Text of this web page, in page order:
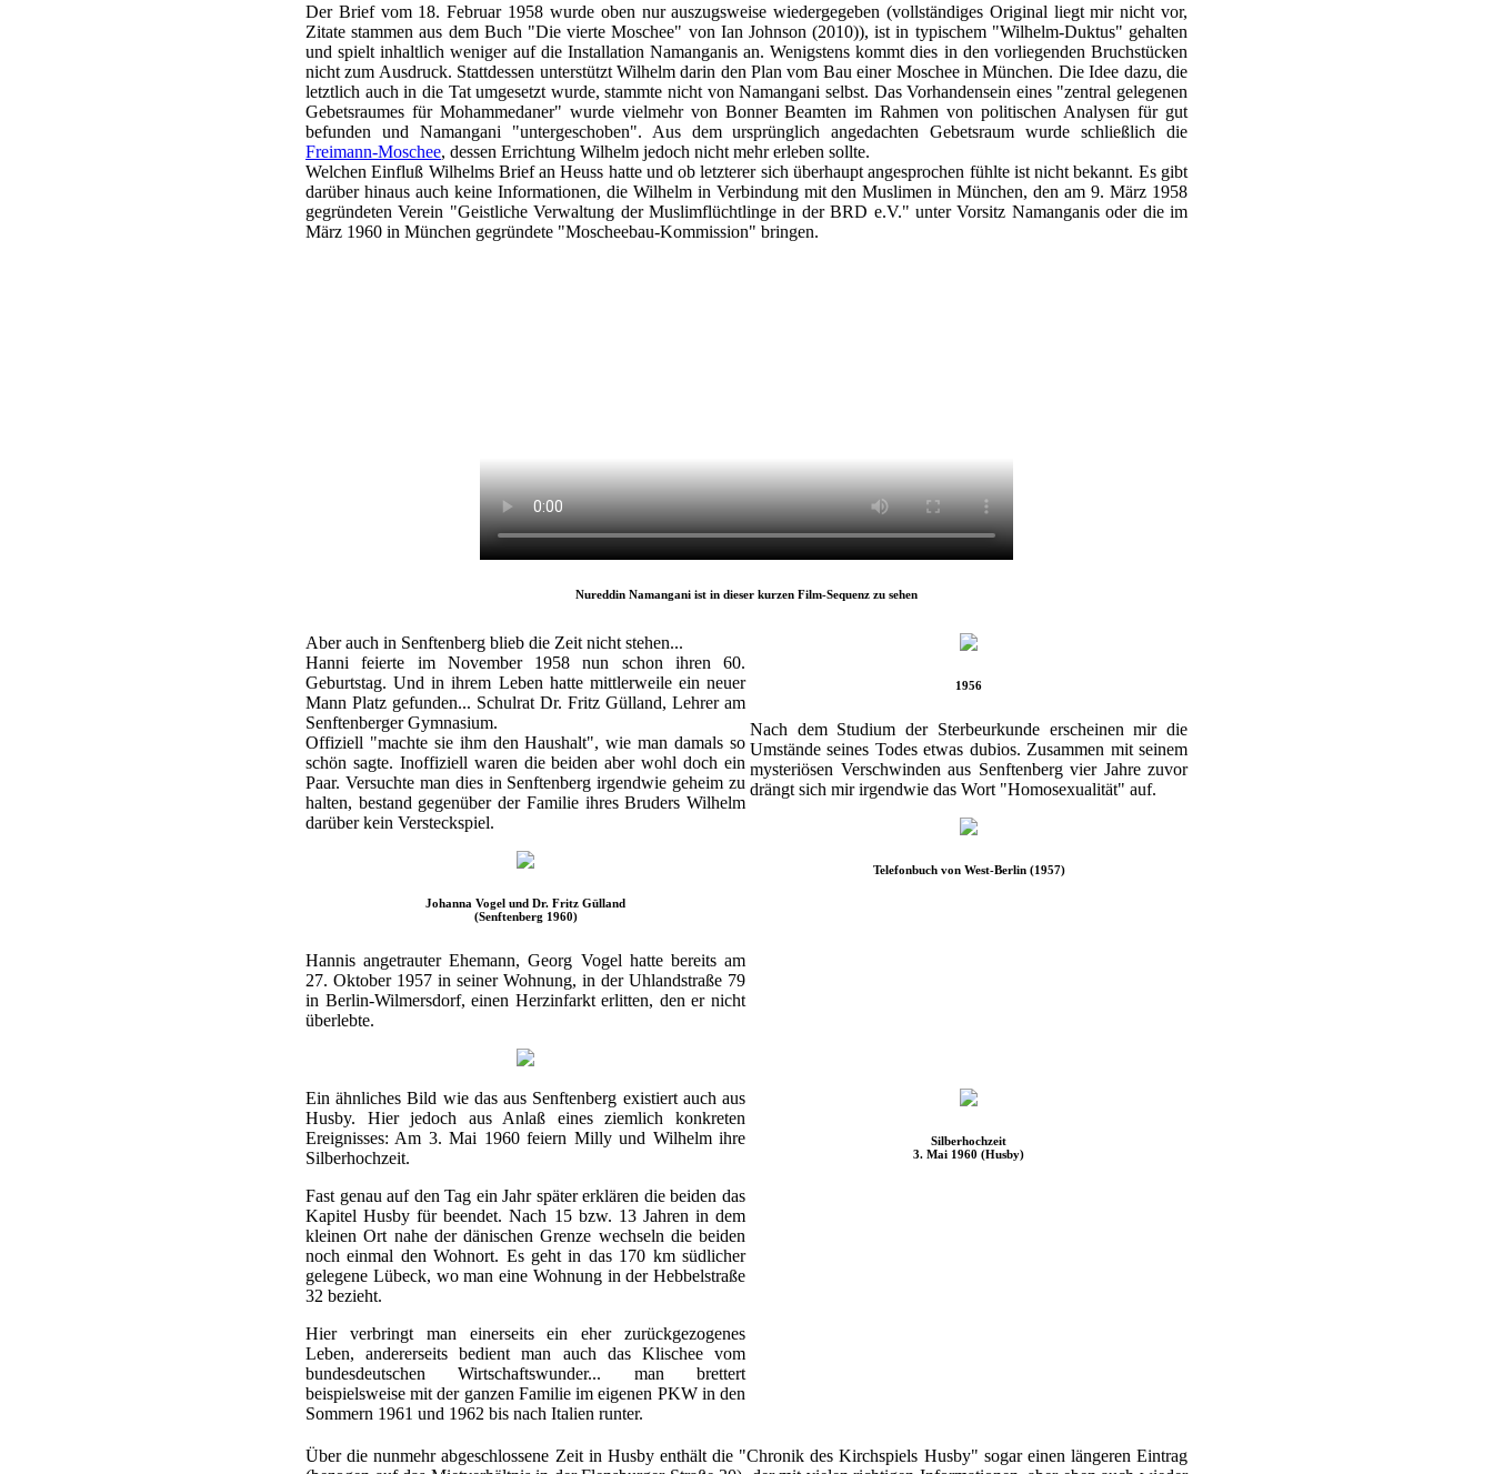
Der Brief vom 18. Februar 1958 wurde oben nur auszugsweise wiedergegeben (vollständiges Original liegt mir nicht vor,
Zitate stammen aus dem Buch "Die vierte Moschee" von Ian Johnson (2010)), ist in typischem "Wilhelm-Duktus" gehalten
und spielt inhaltlich weniger auf die Installation Namanganis an. Wenigstens kommt dies in den vorliegenden Bruchstücken
nicht zum Ausdruck. Stattdessen unterstützt Wilhelm darin den Plan vom Bau einer Moschee in München. Die Idee dazu, die
letztlich auch in die Tat umgesetzt wurde, stammte nicht von Namangani selbst. Das Vorhandensein eines "zentral gelegenen
Gebetsraumes für Mohammedaner" wurde vielmehr von Bonner Beamten im Rahmen von politischen Analysen für gut
befunden und Namangani "untergeschoben". Aus dem ursprünglich angedachten Gebetsraum wurde schließlich die
Freimann-Moschee, dessen Errichtung Wilhelm jedoch nicht mehr erleben sollte.
Welchen Einfluß Wilhelms Brief an Heuss hatte und ob letzterer sich überhaupt angesprochen fühlte ist nicht bekannt. Es gibt
darüber hinaus auch keine Informationen, die Wilhelm in Verbindung mit den Muslimen in München, den am 9. März 1958
gegründeten Verein "Geistliche Verwaltung der Muslimflüchtlinge in der BRD e.V." unter Vorsitz Namanganis oder die im
März 1960 in München gegründete "Moscheebau-Kommission" bringen.
Nureddin Namangani ist in dieser kurzen Film-Sequenz zu sehen
Aber auch in Senftenberg blieb die Zeit nicht stehen...
Hanni feierte im November 1958 nun schon ihren 60.
Geburtstag. Und in ihrem Leben hatte mittlerweile ein neuer
Mann Platz gefunden... Schulrat Dr. Fritz Gülland, Lehrer am
Senftenberger Gymnasium.
Offiziell "machte sie ihm den Haushalt", wie man damals so
schön sagte. Inoffiziell waren die beiden aber wohl doch ein
Paar. Versuchte man dies in Senftenberg irgendwie geheim zu
halten, bestand gegenüber der Familie ihres Bruders Wilhelm
darüber kein Versteckspiel.
Johanna Vogel und Dr. Fritz Gülland
(Senftenberg 1960)
Hannis angetrauter Ehemann, Georg Vogel hatte bereits am
27. Oktober 1957 in seiner Wohnung, in der Uhlandstraße 79
in Berlin-Wilmersdorf, einen Herzinfarkt erlitten, den er nicht
überlebte.
1956
Nach dem Studium der Sterbeurkunde erscheinen mir die
Umstände seines Todes etwas dubios. Zusammen mit seinem
mysteriösen Verschwinden aus Senftenberg vier Jahre zuvor
drängt sich mir irgendwie das Wort "Homosexualität" auf.
Telefonbuch von West-Berlin (1957)
Ein ähnliches Bild wie das aus Senftenberg existiert auch aus
Husby. Hier jedoch aus Anlaß eines ziemlich konkreten
Ereignisses: Am 3. Mai 1960 feiern Milly und Wilhelm ihre
Silberhochzeit.
Fast genau auf den Tag ein Jahr später erklären die beiden das
Kapitel Husby für beendet. Nach 15 bzw. 13 Jahren in dem
kleinen Ort nahe der dänischen Grenze wechseln die beiden
noch einmal den Wohnort. Es geht in das 170 km südlicher
gelegene Lübeck, wo man eine Wohnung in der Hebbelstraße
32 bezieht.
Hier verbringt man einerseits ein eher zurückgezogenes
Leben, andererseits bedient man auch das Klischee vom
bundesdeutschen Wirtschaftswunder... man brettert
beispielsweise mit der ganzen Familie im eigenen PKW in den
Sommern 1961 und 1962 bis nach Italien runter.
Silberhochzeit
3. Mai 1960 (Husby)
Über die nunmehr abgeschlossene Zeit in Husby enthält die "Chronik des Kirchspiels Husby" sogar einen längeren Eintrag